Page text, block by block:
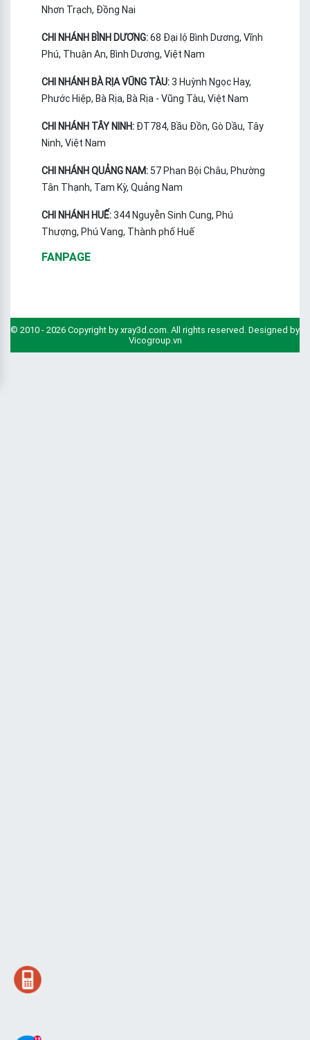
Nhơn Trạch, Đồng Nai
CHI NHÁNH BÌNH DƯƠNG:68 Đại lộ Bình Dương, Vĩnh
Phú, Thuận An, Bình Dương, Việt Nam
CHI NHÁNH BÀ RỊA VŨNG TÀU:3 Huỳnh Ngọc Hay,
Phước Hiệp, Bà Rịa, Bà Rịa - Vũng Tàu, Việt Nam
CHI NHÁNH TÂY NINH: ĐT784, Bầu Đồn, Gò Dầu, Tây
Ninh, Việt Nam
CHI NHÁNH QUẢNG NAM: 57 Phan Bội Châu, Phường
Tân Thạnh, Tam Kỳ, Quảng Nam
CHI NHÁNH HUẾ:344 Nguyễn Sinh Cung, Phú
Thượng, Phú Vang, Thành phố Huế
FANPAGE
© 2010 - 2026 Copyright by xray3d.com. All rights reserved. Designed by
Vicogroup.vn